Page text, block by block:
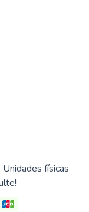
físicas